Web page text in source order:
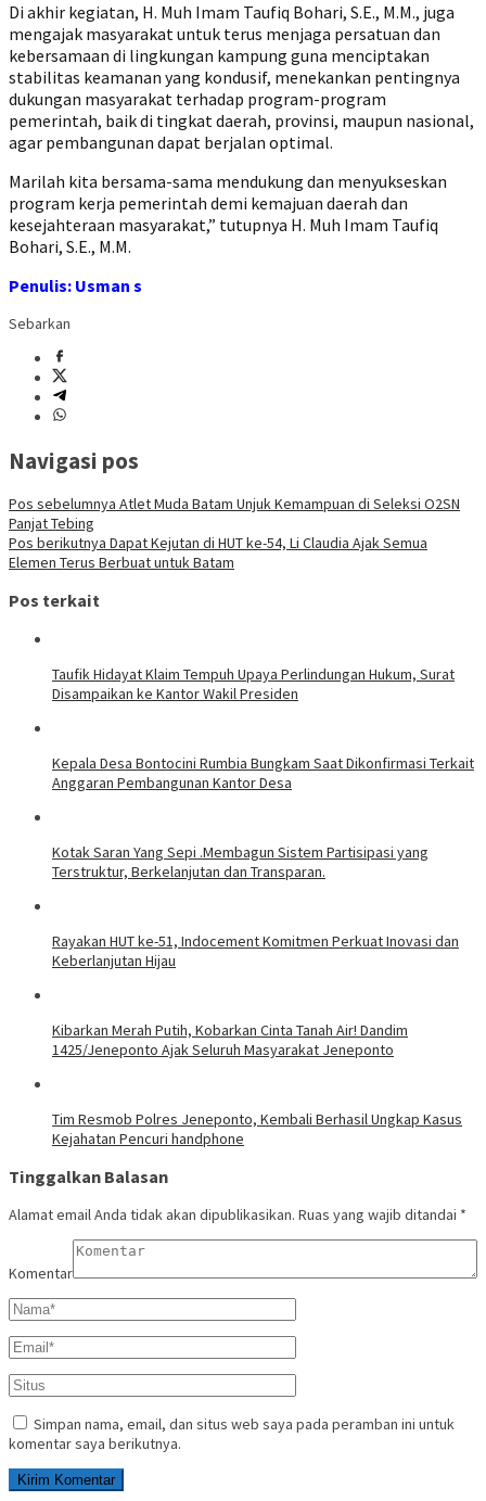
Di akhir kegiatan, H. Muh Imam Taufiq Bohari, S.E., M.M., juga
mengajak masyarakat untuk terus menjaga persatuan dan
kebersamaan di lingkungan kampung guna menciptakan
stabilitas keamanan yang kondusif, menekankan pentingnya
dukungan masyarakat terhadap program-program
pemerintah, baik di tingkat daerah, provinsi, maupun nasional,
agar pembangunan dapat berjalan optimal.
Marilah kita bersama-sama mendukung dan menyukseskan
program kerja pemerintah demi kemajuan daerah dan
kesejahteraan masyarakat,” tutupnya H. Muh Imam Taufiq
Bohari, S.E., M.M.
Penulis: Usman s
Sebarkan
Navigasi pos
Pos sebelumnya Atlet Muda Batam Unjuk Kemampuan di Seleksi O2SN
Panjat Tebing
Pos berikutnya Dapat Kejutan di HUT ke-54, Li Claudia Ajak Semua
Elemen Terus Berbuat untuk Batam
Pos terkait
Taufik Hidayat Klaim Tempuh Upaya Perlindungan Hukum, Surat
Disampaikan ke Kantor Wakil Presiden
Kepala Desa Bontocini Rumbia Bungkam Saat Dikonfirmasi Terkait
Anggaran Pembangunan Kantor Desa
Kotak Saran Yang Sepi .Membagun Sistem Partisipasi yang
Terstruktur, Berkelanjutan dan Transparan.
Rayakan HUT ke-51, Indocement Komitmen Perkuat Inovasi dan
Keberlanjutan Hijau
Kibarkan Merah Putih, Kobarkan Cinta Tanah Air! Dandim
1425/Jeneponto Ajak Seluruh Masyarakat Jeneponto
Tim Resmob Polres Jeneponto, Kembali Berhasil Ungkap Kasus
Kejahatan Pencuri handphone
Tinggalkan Balasan
Alamat email Anda tidak akan dipublikasikan. Ruas yang wajib ditandai *
Komentar
Simpan nama, email, dan situs web saya pada peramban ini untuk
komentar saya berikutnya.